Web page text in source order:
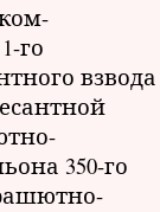
1-го
взвода
350-го